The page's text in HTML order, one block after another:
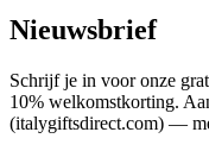
Nieuwsbrief
Schrijf je in voor onze
10% welkomstkorting.
(italygiftsdirect.com) —